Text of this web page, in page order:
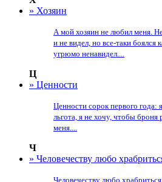
» Хозяин
А мой хозяин не любил меня.
и не видел, но все-таки боялся
угрюмо ненавидел....
Ц
» Ценности
Ценности сорок первого года:
льгота, я не хочу, чтобы броня
меня....
Ч
» Человечеству любо
Человечеству любо